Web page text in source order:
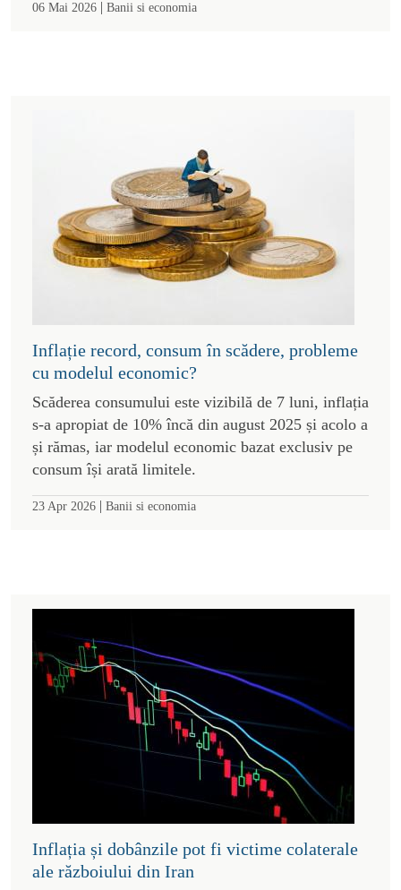
06 Mai 2026 | Banii si economia
Inflație record, consum în scădere, probleme
cu modelul economic?
Scăderea consumului este vizibilă de 7 luni, inflația
s-a apropiat de 10% încă din august 2025 și acolo a
și rămas, iar modelul economic bazat exclusiv pe
consum își arată limitele.
23 Apr 2026 | Banii si economia
Inflația și dobânzile pot fi victime colaterale
ale războiului din Iran